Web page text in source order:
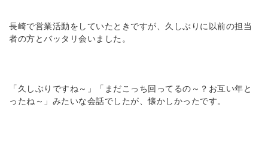
長崎で営業活動をしていたときですが、久しぶりに以前の担当
者の方とバッタリ会いました。
「久しぶりですね～」「まだこっち回ってるの～？お互い年と
ったね～」みたいな会話でしたが、懐かしかったです。